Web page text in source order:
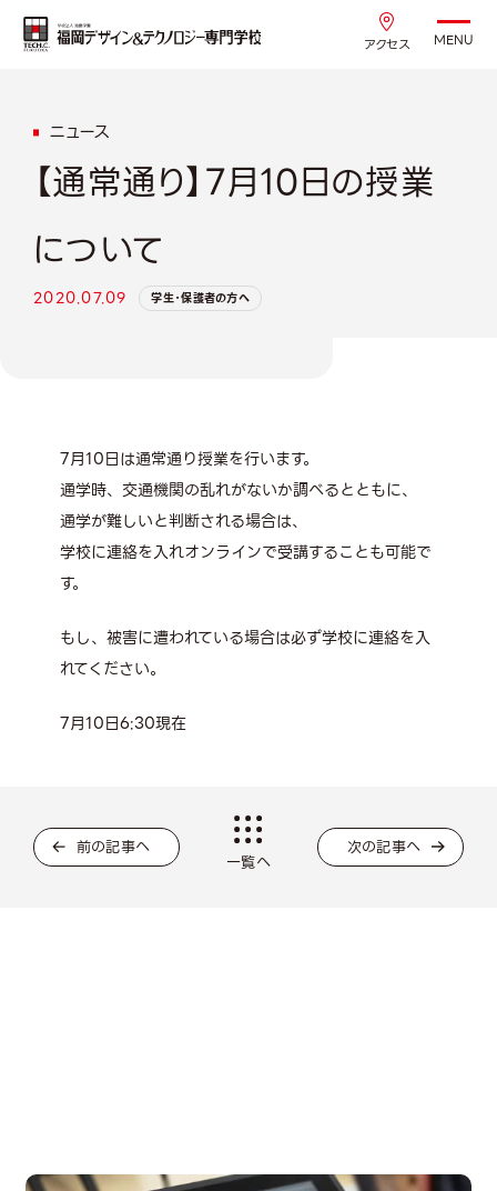
アクセス MENU
ニュース
【通常通り】7月10日の授業
について
2020.07.09 学生・保護者の方へ
7月10日は通常通り授業を行います。
通学時、交通機関の乱れがないか調べるとともに、
通学が難しいと判断される場合は、
学校に連絡を入れオンラインで受講することも可能で
す。
もし、被害に遭われている場合は必ず学校に連絡を入
れてください。
7月10日6:30現在
前の記事へ
一覧へ
次の記事へ